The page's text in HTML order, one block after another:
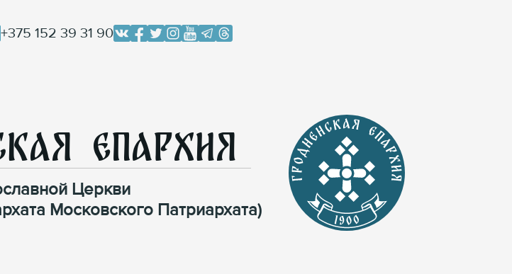
+375 152 39 31 90
Епархия
Церкви
Московского Патриархата)